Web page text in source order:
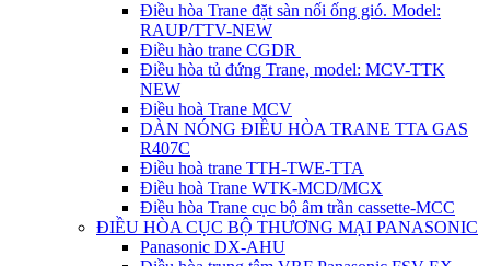
Điều hòa Trane đặt sàn nối ống gió. Model:
RAUP/TTV-NEW
Điều hào trane CGDR
Điều hòa tủ đứng Trane, model: MCV-TTK
NEW
Điều hoà Trane MCV
DÀN NÓNG ĐIỀU HÒA TRANE TTA GAS
R407C
Điều hoà trane TTH-TWE-TTA
Điều hoà Trane WTK-MCD/MCX
Điều hòa Trane cục bộ âm trần cassette-MCC
ĐIỀU HÒA CỤC BỘ THƯƠNG MẠI PANASONIC
Panasonic DX-AHU